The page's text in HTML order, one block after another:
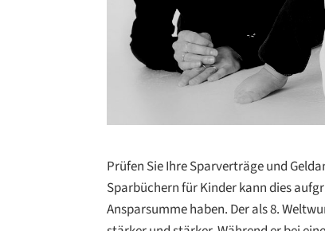
Prüfen Sie Ihre Sparverträge und
Sparbüchern für Kinder kann dies
Ansparsumme haben. Der als 8.